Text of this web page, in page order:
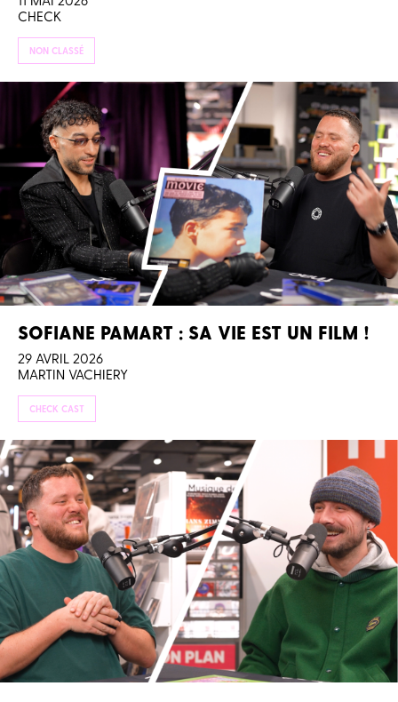
CHECK
NON CLASSÉ
SOFIANE PAMART : SA VIE EST UN FILM !
29 AVRIL 2026
MARTIN VACHIERY
CHECK CAST